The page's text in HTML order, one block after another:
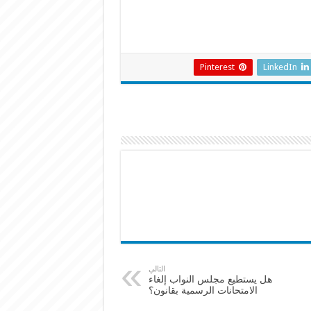
LinkedIn
Pinterest
التالي
هل يستطيع مجلس النواب إلغاء
الامتحانات الرسمية بقانون؟